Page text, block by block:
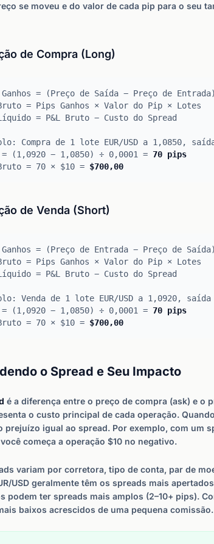
se moveu e do valor de cada pip para o seu
de Compra (Long)
= (Preço de Saída − Preço de
= Pips Ganhos × Valor do Pip × Lotes
= P&L Bruto − Custo do Spread
Compra de 1 lote EUR/USD a 1,0850,
(1,0920 − 1,0850) ÷ 0,0001 = 70 pips
= 70 × $10 = $700,00
de Venda (Short)
= (Preço de Entrada − Preço de
= Pips Ganhos × Valor do Pip × Lotes
= P&L Bruto − Custo do Spread
Venda de 1 lote EUR/USD a 1,0920,
(1,0920 − 1,0850) ÷ 0,0001 = 70 pips
= 70 × $10 = $700,00
o Spread e Seu Impacto
é a diferença entre o preço de compra (ask) e o
o custo principal de cada operação.
prejuízo igual ao spread. Por exemplo, com um
começa a operação $10 no negativo.
variam por corretora, tipo de conta, par de
USD geralmente têm os spreads mais
podem ter spreads mais amplos (2–10+ pips).
baixos acrescidos de uma pequena comissão.